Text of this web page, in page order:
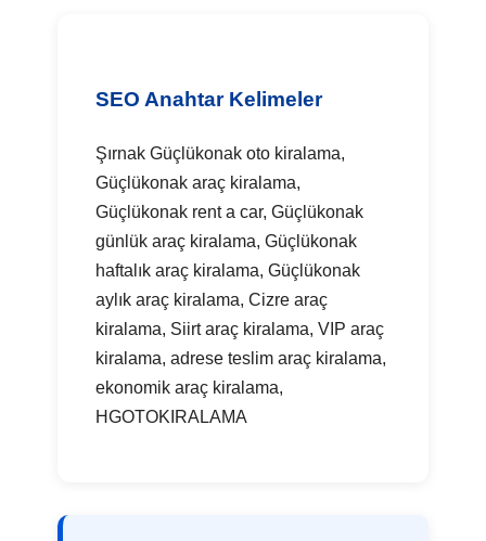
SEO Anahtar Kelimeler
Şırnak Güçlükonak oto kiralama,
Güçlükonak araç kiralama,
Güçlükonak rent a car, Güçlükonak
günlük araç kiralama, Güçlükonak
haftalık araç kiralama, Güçlükonak
aylık araç kiralama, Cizre araç
kiralama, Siirt araç kiralama, VIP araç
kiralama, adrese teslim araç kiralama,
ekonomik araç kiralama,
HGOTOKIRALAMA